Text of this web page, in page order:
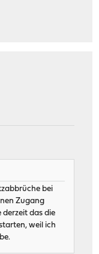
bei
Zugang
das die
weil ich